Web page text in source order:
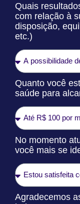
Quais
com relação à
disposição,
etc.)
Quanto você
saúde para
No momento
você mais se
Agradecemos